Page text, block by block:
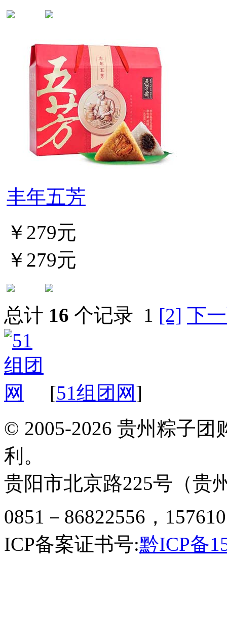
丰年五芳
￥279元
￥279元
总计 16 个记录 1 [2] 下
[51组团网]
© 2005-2026 贵州粽子
利。
贵阳市北京路225号（贵
0851－86822556，
ICP备案证书号:黔ICP备